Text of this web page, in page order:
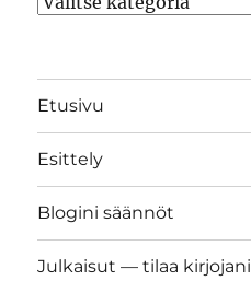
Etusivu
Esittely
Blogini säännöt
Julkaisut — tilaa kirjojani